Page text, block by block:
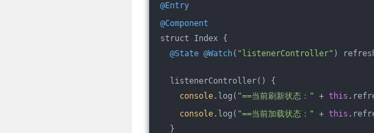
@Entry
@Component
struct Index {
@State @Watch( "listenerController" )
listenerController() {
console .log( "==当前刷新状态：" + this
console .log( "==当前加载状态：" + this
}